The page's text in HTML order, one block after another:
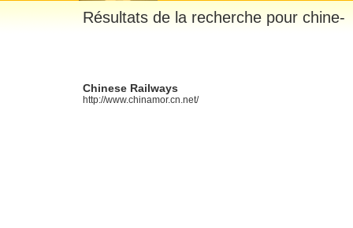
Résultats de la recherche pour chine-
Chinese Railways
http://www.chinamor.cn.net/